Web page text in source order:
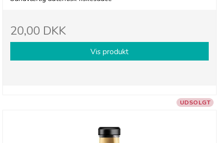
20,00 DKK
Vis produkt
UDSOLGT